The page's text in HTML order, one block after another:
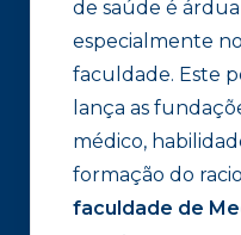
de saúde é
especialmente
faculdade. Este
lança as
médico,
formação do
faculdade de